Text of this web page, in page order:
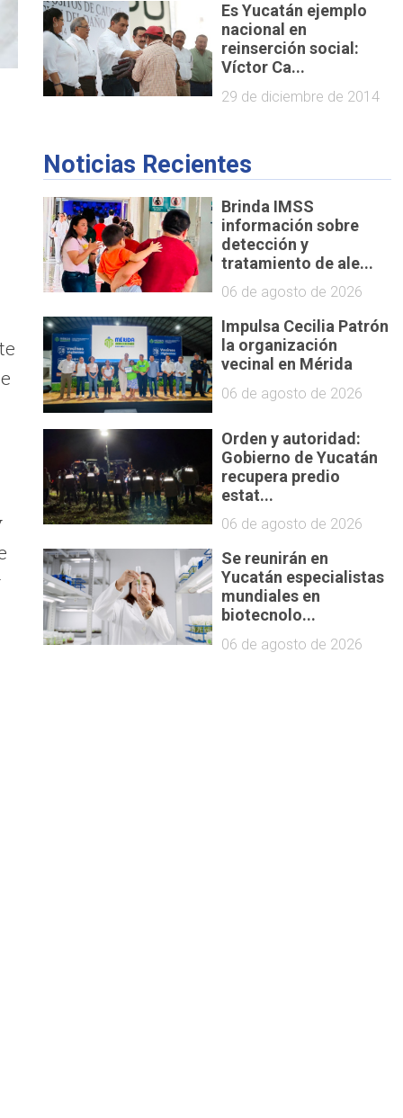
Es Yucatán ejemplo
nacional en
reinserción social:
Víctor Ca...
29 de diciembre de 2014
Noticias Recientes
Brinda IMSS
información sobre
detección y
tratamiento de ale...
06 de agosto de 2026
Impulsa Cecilia Patrón
la organización
vecinal en Mérida
06 de agosto de 2026
Orden y autoridad:
Gobierno de Yucatán
recupera predio
estat...
06 de agosto de 2026
Se reunirán en
Yucatán especialistas
mundiales en
biotecnolo...
06 de agosto de 2026